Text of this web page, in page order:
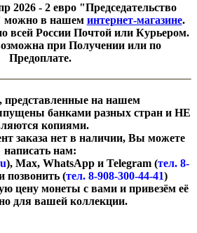
2026 - 2 евро "Председательство
можно в нашем интернет-магазине.
всей России Почтой или Курьером.
при Получении или по
Предоплате.
представленные на нашем
банками разных стран и НЕ
копиями.
заказа нет в наличии, Вы можете
написать нам:
), Max, WhatsApp и Telegram (тел. 8-
позвонить (тел. 8-908-300-44-41)
цену монеты с вами и привезём её
для вашей коллекции.